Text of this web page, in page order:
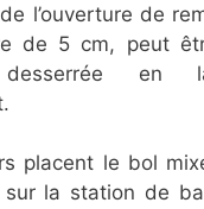
l’ouverture de
de 5 cm, peut
en
placent le bol
la station de